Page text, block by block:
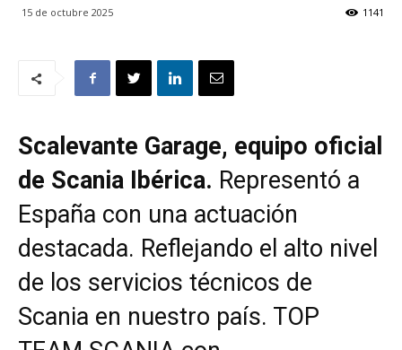
15 de octubre 2025 1141
Scalevante Garage, equipo oficial
de Scania Ibérica. Representó a
España con una actuación
destacada. Reflejando el alto nivel
de los servicios técnicos de
Scania en nuestro país. TOP